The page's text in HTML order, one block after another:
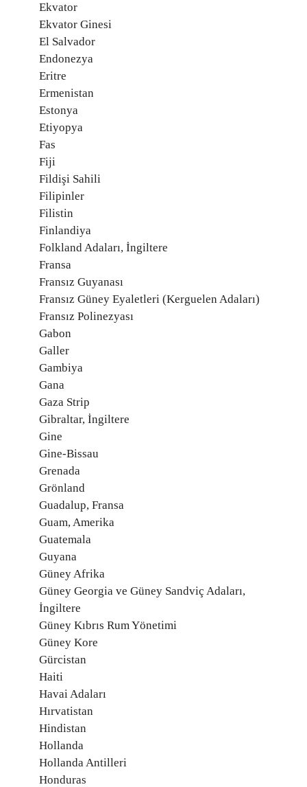
Ekvator
Ekvator Ginesi
El Salvador
Endonezya
Eritre
Ermenistan
Estonya
Etiyopya
Fas
Fiji
Fildişi Sahili
Filipinler
Filistin
Finlandiya
Folkland Adaları, İngiltere
Fransa
Fransız Guyanası
Fransız Güney Eyaletleri (Kerguelen Adaları)
Fransız Polinezyası
Gabon
Galler
Gambiya
Gana
Gaza Strip
Gibraltar, İngiltere
Gine
Gine-Bissau
Grenada
Grönland
Guadalup, Fransa
Guam, Amerika
Guatemala
Guyana
Güney Afrika
Güney Georgia ve Güney Sandviç Adaları,
İngiltere
Güney Kıbrıs Rum Yönetimi
Güney Kore
Gürcistan
Haiti
Havai Adaları
Hırvatistan
Hindistan
Hollanda
Hollanda Antilleri
Honduras